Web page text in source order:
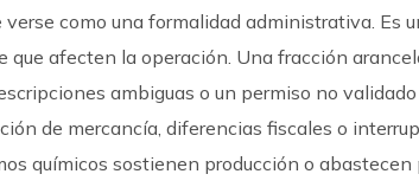
como una formalidad administrativa. Es
afecten la operación. Una fracción
ambiguas o un permiso no
de mercancía, diferencias fiscales o
químicos sostienen producción o abastecen